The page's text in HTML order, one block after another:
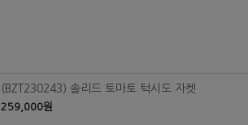
(BZT230243) 솔리드 토마토 턱시도 자켓
259,000원